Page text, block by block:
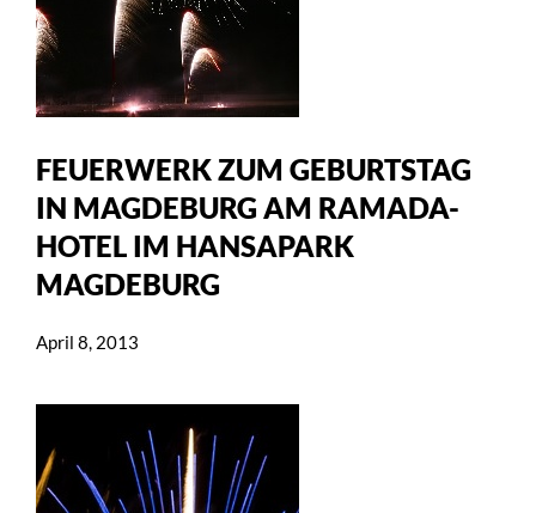
FEUERWERK ZUM GEBURTSTAG
IN MAGDEBURG AM RAMADA-
HOTEL IM HANSAPARK
MAGDEBURG
April 8, 2013